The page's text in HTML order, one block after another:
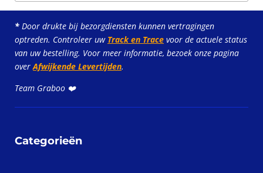
* Door drukte bij bezorgdiensten kunnen vertragingen
optreden. Controleer uw Track en Trace voor de actuele status
van uw bestelling. Voor meer informatie, bezoek onze pagina
overAfwijkende Levertijden.
Team Graboo ❤️
Categorieën